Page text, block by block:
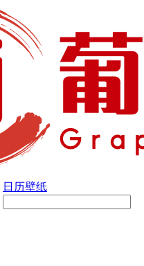
日历壁纸